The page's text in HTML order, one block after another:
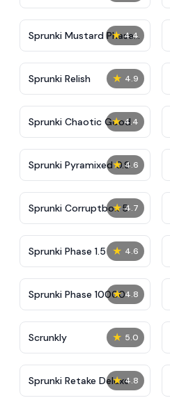
★ 4.4
Sprunki Mustard Phase
2
★ 4.9
Sprunki Relish
★ 4.4
Sprunki Chaotic Good
★ 4.6
Sprunki Pyramixed 0.9
★ 4.7
Sprunki Corruptbox 5
★ 4.6
Sprunki Phase 1.5
★ 4.8
Sprunki Phase 10000
★ 5.0
Scrunkly
★ 4.8
Sprunki Retake Deluxe